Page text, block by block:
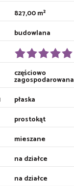
827,00 m²
budowlana
częściowo
zagospodarowana
płaska
prostokąt
mieszane
na działce
na działce